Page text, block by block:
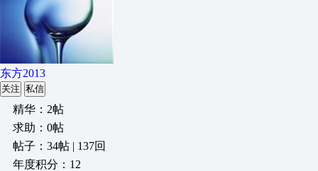
东方2013
关注 私信
精华：2帖
求助：0帖
帖子：34帖 | 137回
年度积分：12